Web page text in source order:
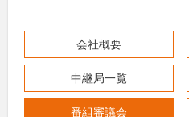
会社概要
中継局一覧
番組審議会